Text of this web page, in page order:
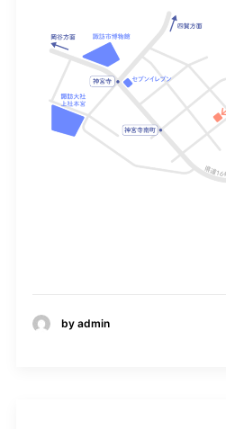
by admin